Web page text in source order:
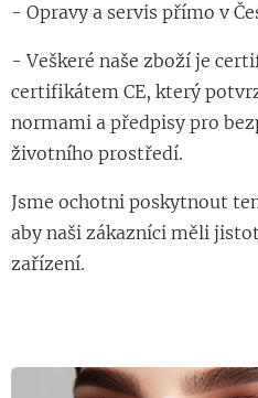
- Opravy a servis přímo v
- Veškeré naše zboží je
certifikátem CE, který
normami a předpisy pro
životního prostředí.
Jsme ochotni poskytnout
aby naši zákazníci měli
zařízení.